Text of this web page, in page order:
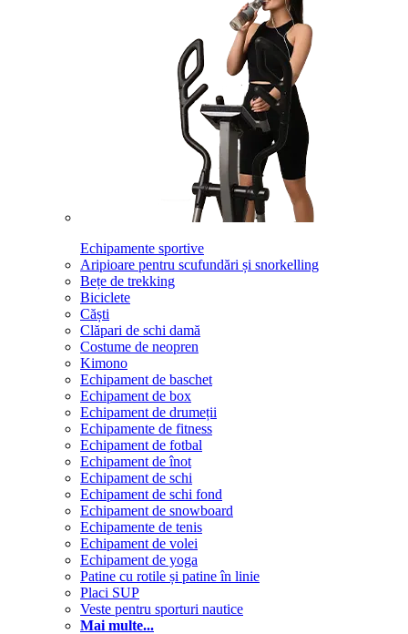
Echipamente sportive
Aripioare pentru scufundări și snorkelling
Bețe de trekking
Biciclete
Căști
Clăpari de schi damă
Costume de neopren
Kimono
Echipament de baschet
Echipament de box
Echipament de drumeții
Echipamente de fitness
Echipament de fotbal
Echipament de înot
Echipament de schi
Echipament de schi fond
Echipament de snowboard
Echipamente de tenis
Echipament de volei
Echipament de yoga
Patine cu rotile și patine în linie
Placi SUP
Veste pentru sporturi nautice
Mai multe...